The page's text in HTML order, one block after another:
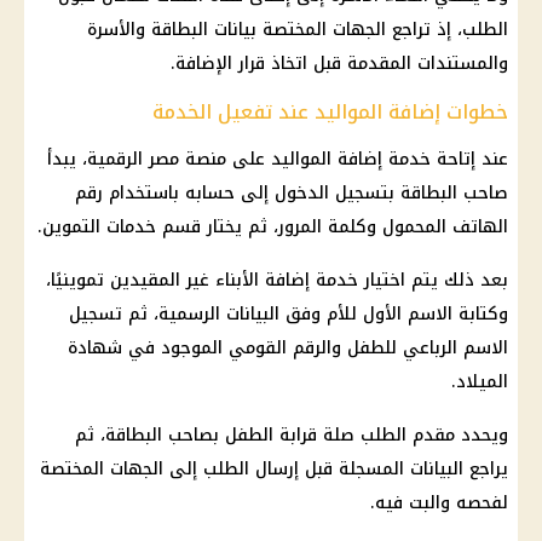
الطلب، إذ تراجع الجهات المختصة بيانات البطاقة والأسرة
والمستندات المقدمة قبل اتخاذ قرار الإضافة.
خطوات إضافة المواليد عند تفعيل الخدمة
عند إتاحة خدمة إضافة المواليد على منصة مصر الرقمية، يبدأ
صاحب البطاقة بتسجيل الدخول إلى حسابه باستخدام رقم
الهاتف المحمول وكلمة المرور، ثم يختار قسم خدمات التموين.
بعد ذلك يتم اختيار خدمة إضافة الأبناء غير المقيدين تموينيًا،
وكتابة الاسم الأول للأم وفق البيانات الرسمية، ثم تسجيل
الاسم الرباعي للطفل والرقم القومي الموجود في شهادة
الميلاد.
ويحدد مقدم الطلب صلة قرابة الطفل بصاحب البطاقة، ثم
يراجع البيانات المسجلة قبل إرسال الطلب إلى الجهات المختصة
لفحصه والبت فيه.